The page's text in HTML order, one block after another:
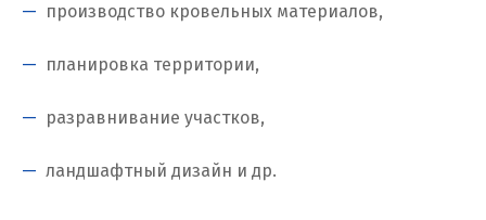
Красногорск
Краснодар
Краснотурьинск
производство кровельных материалов,
планировка территории,
разравнивание участков,
ландшафтный дизайн и др.